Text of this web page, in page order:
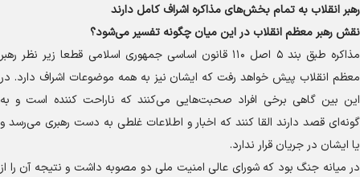
رهبر انقلاب به تمام بخش‌های مذاکره اشراف کامل دارند
نقش رهبر معظم انقلاب در این میان چگونه تفسیر می‌شود؟
مذاکره طبق بند ۵ اصل ۱۱۰ قانون اساسی جمهوری اسلامی قطعا زیر نظر رهبر
معظم انقلاب پیش خواهد رفت که ایشان نیز به همه موضوعات اشراف دارد. در
این بین گاهی برخی افراد صحبت‌هایی می‌کنند که ناراحت کننده است و به
گونه‌ای قصد دارند القا کنند که اخبار و اطلاعات غلطی به دست رهبری می‌رسد و
یا ایشان در جریان قرار ندارد.
در میانه جنگ بود که شورای عالی امنیت ملی دو مصوبه داشت و نتیجه آن را از